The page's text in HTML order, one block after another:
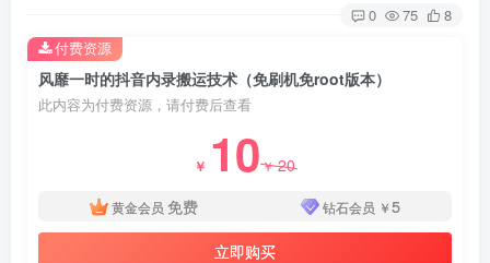
0 75 8
风靡一时的抖音内录搬运技术（免刷机免root版本）
此内容为付费资源，请付费后查看
￥ 10￥20
黄金会员 免费 钻石会员 ￥5
立即购买
付费资源